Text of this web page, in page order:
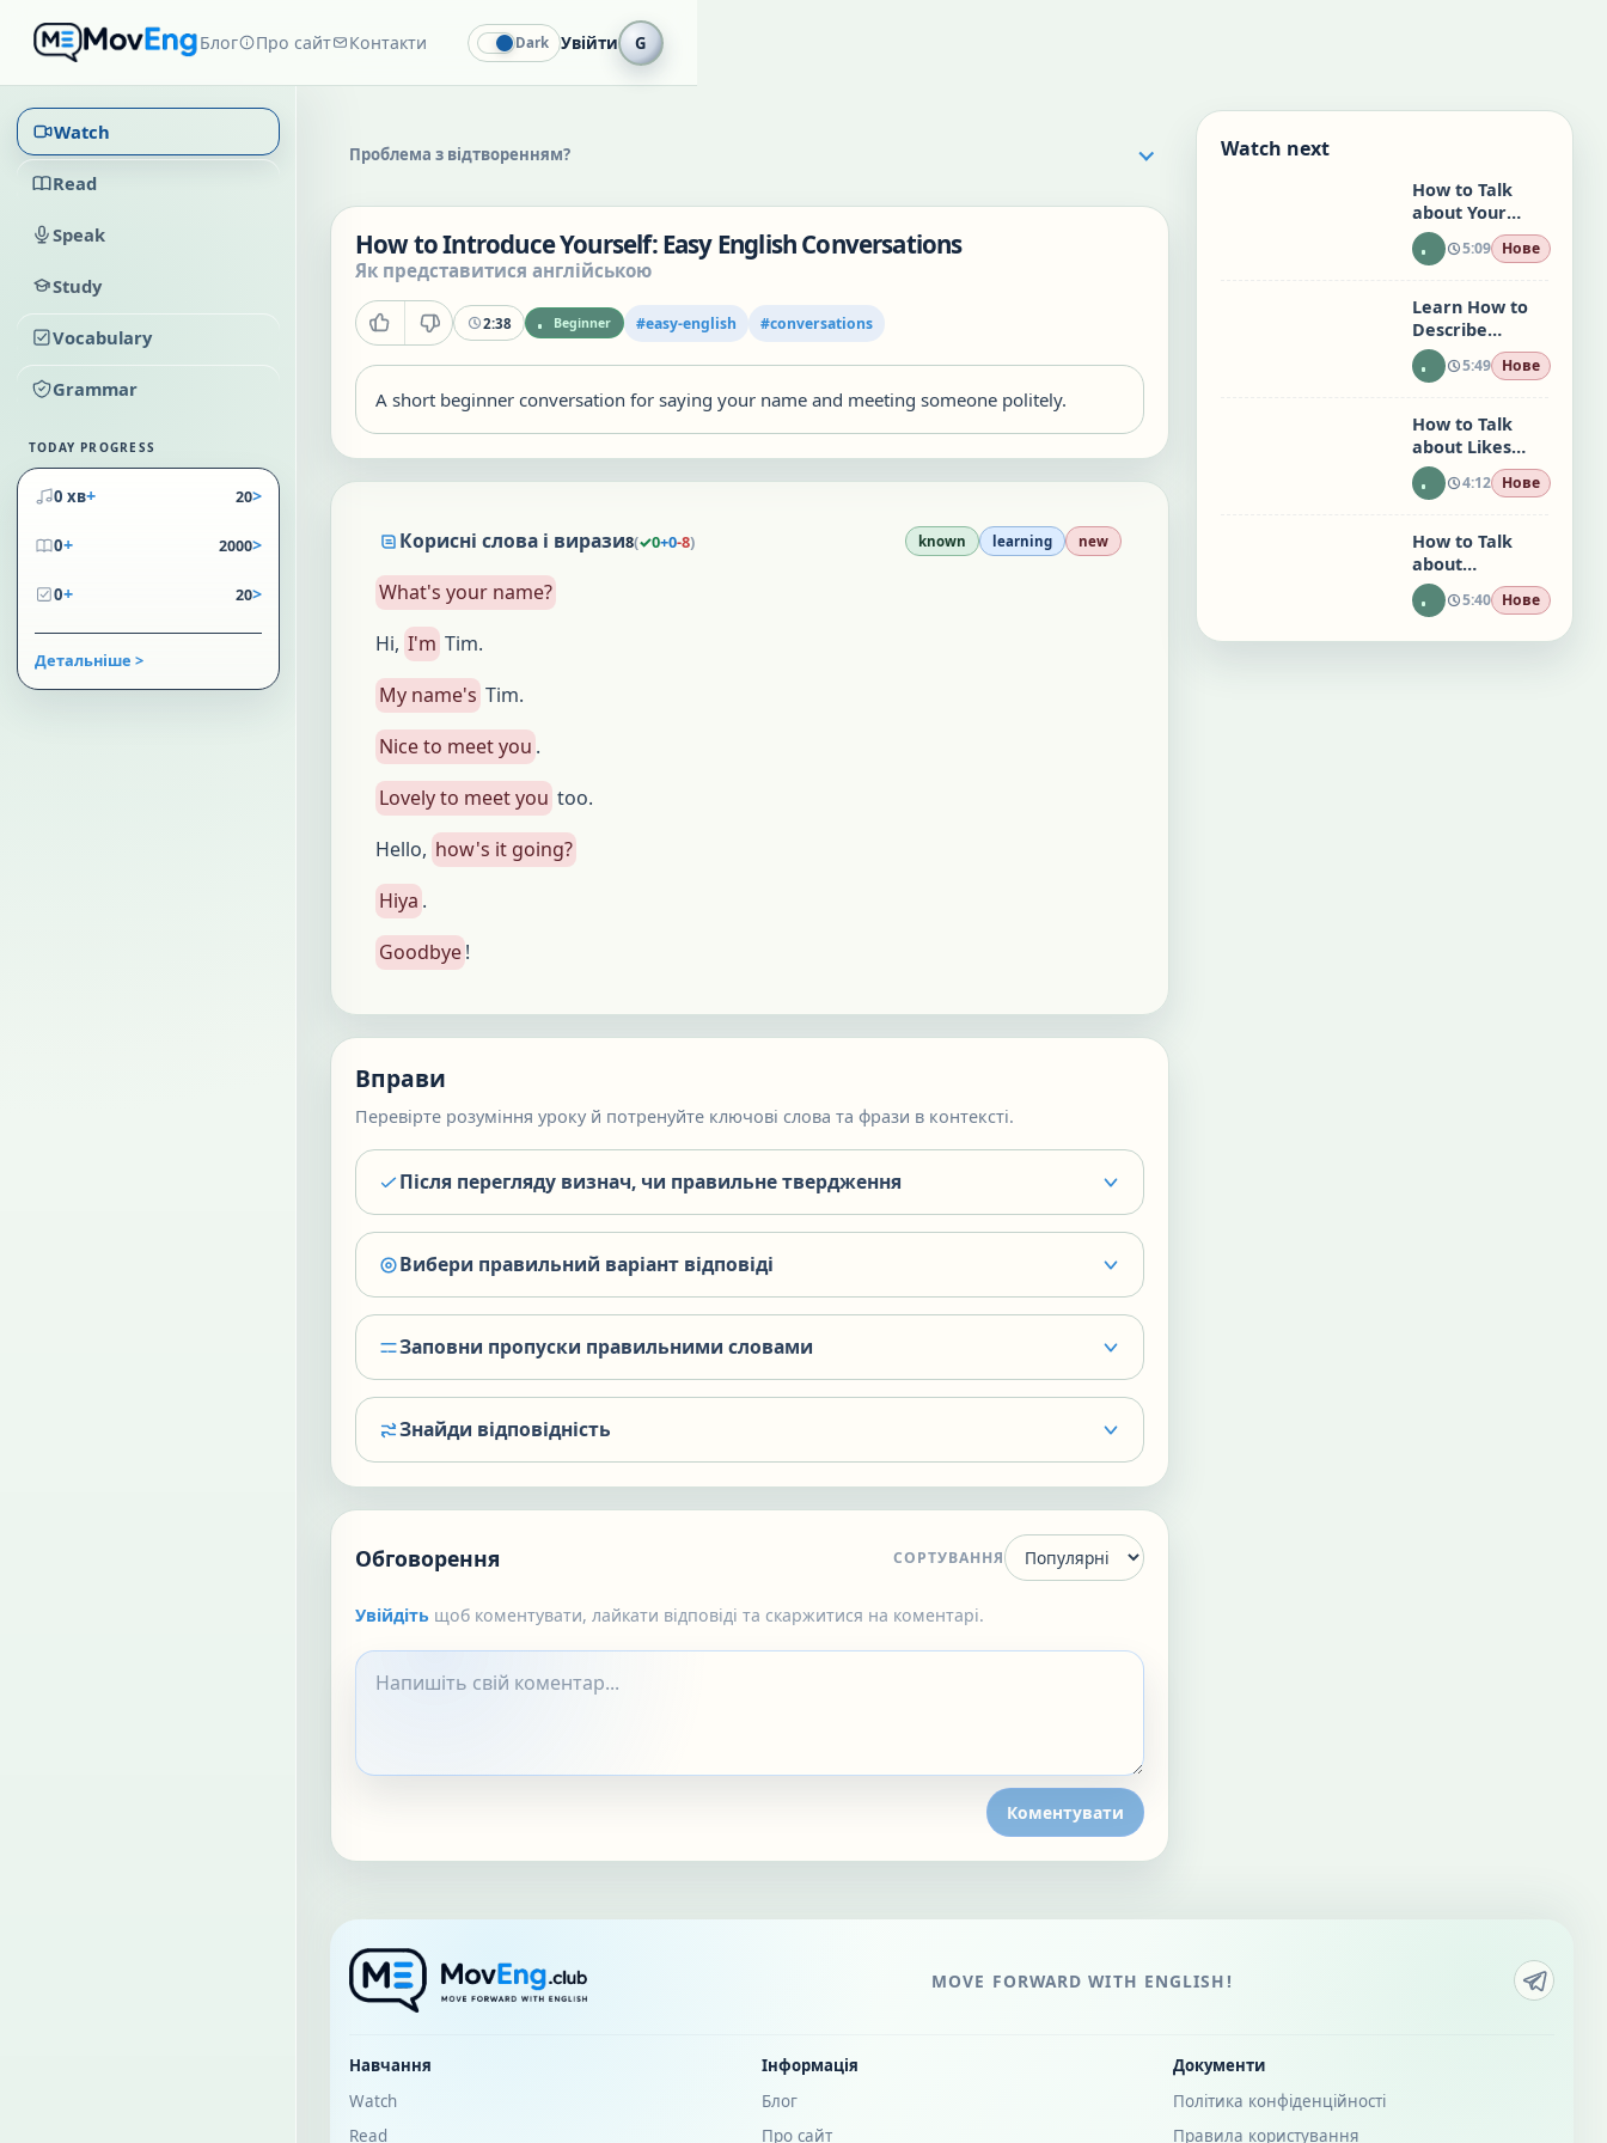
Блог Про сайт Контакти Dark Увійти G
Watch
Read
Speak
Study
Vocabulary
Grammar
TODAY PROGRESS
0 хв+ 20>
0+ 2000>
0+ 20>
Детальніше >
Проблема з відтворенням?
How to Introduce Yourself: Easy English Conversations
Як представитися англійською
2:38 Beginner #easy-english #conversations
A short beginner conversation for saying your name and meeting someone politely.
Корисні слова і вирази8(✓0+0-8) known learning new
What's your name?
Hi, I'm Tim.
My name's Tim.
Nice to meet you .
Lovely to meet you too.
Hello, how's it going?
Hiya .
Goodbye!
Вправи
Перевірте розуміння уроку й потренуйте ключові слова та фрази в контексті.
Після перегляду визнач, чи правильне твердження
Вибери правильний варіант відповіді
Заповни пропуски правильними словами
Знайди відповідність
Обговорення СОРТУВАННЯ
Увійдіть щоб коментувати, лайкати відповіді та скаржитися на коментарі.
Коментувати
Watch next
How to Talk
about Your
Home Town:
Easy English
5:09 Нове
Learn How to
Describe
Things: Easy
English5:49 Нове
How to Talk
about Likes
and Dislikes:
Easy English
4:12 Нове
How to Talk
about
Personality in
English: Easy
5:40 Нове
MOVE FORWARD WITH ENGLISH!
Навчання
Watch
Read
Інформація
Блог
Про сайт
Документи
Політика конфіденційності
Правила користування